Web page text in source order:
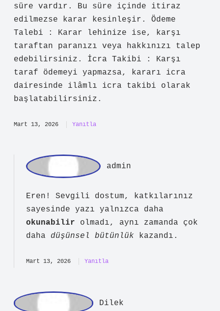
şimdi ne yapmalıyım ? anlatımında denge
var, fakat sonuç kısmı aceleye gelmiş
gibi duruyor. Tüketici Hakem Heyeti
(THH) kararı sonrası yapılması
gerekenler : Süreç hakkında daha fazla
bilgi almak için bir avukata
danışılması önerilir. Kararın Tebliği :
Karar, taraflara tebliğ edilir. İtiraz
süre vardır. Bu süre içinde itiraz
taraftan paranızı veya hakkınızı talep
edebilirsiniz. İcra Takibi : Karşı
taraf ödemeyi yapmazsa, kararı icra
dairesinde ilâmlı icra takibi olarak
başlatabilirsiniz.